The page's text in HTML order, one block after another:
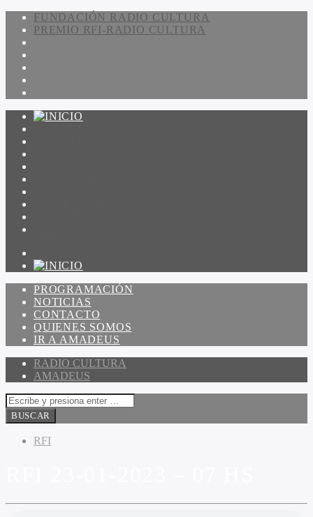
FUNDACIÓN RADIO CULTURA
PREMIO RFI-RADIO CULTURA
PROGRAMACIÓN
NOTICIAS
CONTACTO
QUIENES SOMOS
IR A AMADEUS
RADIO CULTURA
AMADEUS
RFI